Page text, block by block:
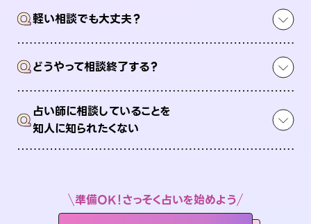
Q軽い相談でも大丈夫？
Qどうやって相談終了する？
Q占い師に相談していることを
知人に知られたくない
準備OK！さっそく占いを始めよう